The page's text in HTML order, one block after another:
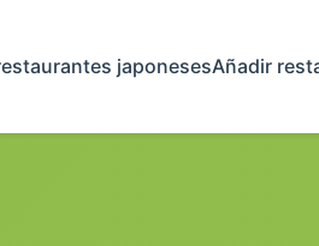
japonesesAñadir